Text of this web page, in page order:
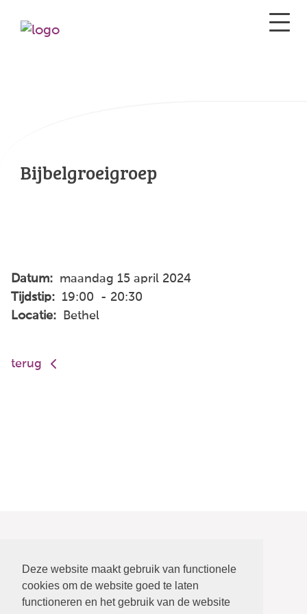
Deze website maakt gebruik van functionele
cookies om de website goed te laten
functioneren en het gebruik van de website
Bijbelgroeigroep
Datum:
maandag 15 april 2024
Tijdstip:
19:00 - 20:30
Locatie:
Bethel
terug